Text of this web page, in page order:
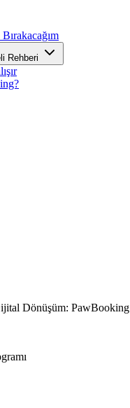
Rehberi
Dönüşüm: PawBooking